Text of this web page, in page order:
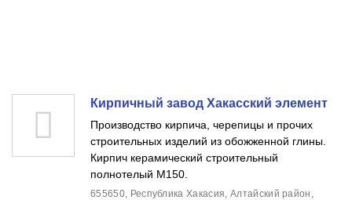
Кирпичный завод Хакасский элемент
Производство кирпича, черепицы и прочих
строительных изделий из обожженной глины.
Кирпич керамический строительный
полнотелый М150.
655650, Республика Хакасия, Алтайский район,